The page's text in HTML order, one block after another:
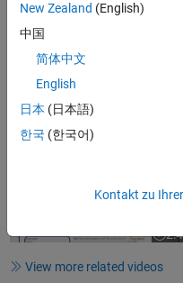
View more related videos
New Zealand (English)
中国
简体中文
English
日本 (日本語)
한국 (한국어)
Kontakt zu